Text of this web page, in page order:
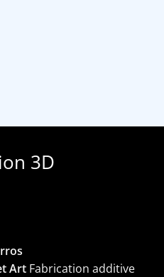
3D
Art Fabrication additive